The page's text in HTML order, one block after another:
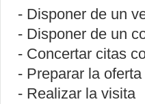
- Disponer de un
- Disponer de un
- Concertar citas
- Preparar la
- Realizar la visita